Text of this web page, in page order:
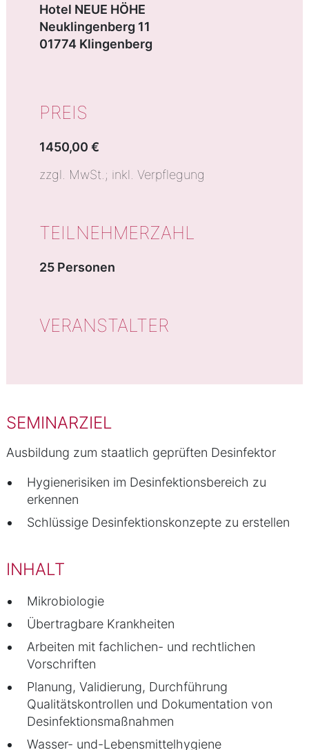
SEMINARZIEL
Ausbildung zum staatlich geprüften Desinfektor
Hygienerisiken im Desinfektionsbereich zu
erkennen
Schlüssige Desinfektionskonzepte zu erstellen
INHALT
Mikrobiologie
Übertragbare Krankheiten
Arbeiten mit fachlichen- und rechtlichen
Vorschriften
Planung, Validierung, Durchführung
Qualitätskontrollen und Dokumentation von
Desinfektionsmaßnahmen
Wasser- und-Lebensmittelhygiene
Hotel NEUE HÖHE
Neuklingenberg 11
01774 Klingenberg
PREIS
1450,00 €
zzgl. MwSt.; inkl. Verpflegung
TEILNEHMERZAHL
25 Personen
VERANSTALTER